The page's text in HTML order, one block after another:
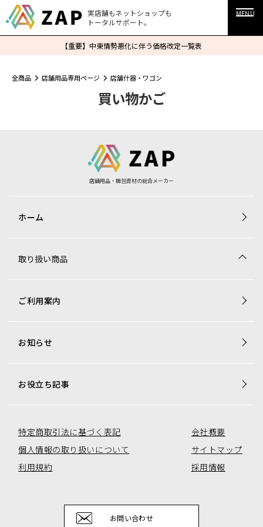
実店舗もネットショップも
トータルサポート。
MENU
【重要】中東情勢悪化に伴う価格改定一覧表
全商品 店舗用品専用ページ 店舗什器・ワゴン
買い物かご
店舗用品・梱包資材の総合メーカー
ホーム
取り扱い商品
商品一覧
トレカ用ショーケース・消耗品
オリジナル商品一覧
ご利用案内
お知らせ
お役立ち記事
特定商取引法に基づく表記
個人情報の取り扱いについて
利用規約
会社概要
サイトマップ
採用情報
お問い合わせ